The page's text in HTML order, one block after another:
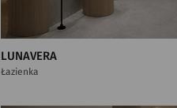
LUNAVERA
Łazienka